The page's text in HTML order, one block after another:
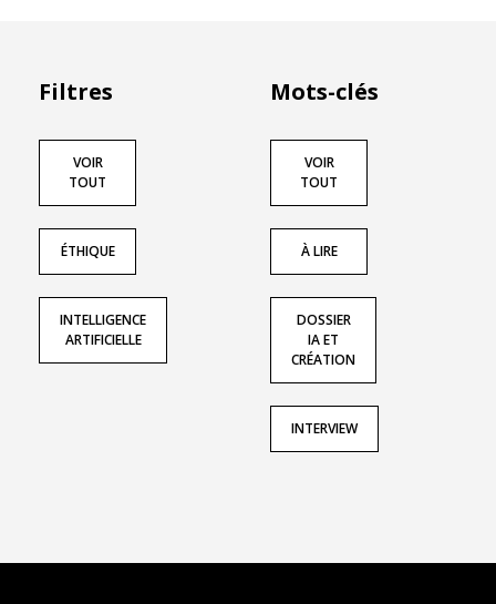
Filtres
VOIR
TOUT
ÉTHIQUE
INTELLIGENCE
ARTIFICIELLE
Mots-clés
VOIR
TOUT
À LIRE
DOSSIER
IA ET
CRÉATION
INTERVIEW